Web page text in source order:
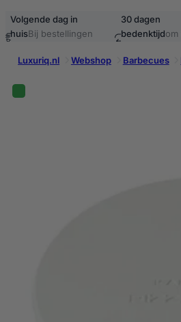
Volgende dag in
huisBij bestellingen
30 dagen
bedenktijdom
Luxuriq.nl
Webshop Barbecues